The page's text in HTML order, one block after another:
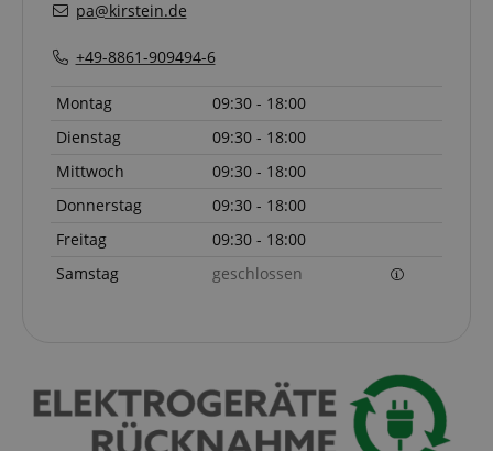
pa@kirstein.de
+49-8861-909494-6
Montag
09:30 - 18:00
Dienstag
09:30 - 18:00
Mittwoch
09:30 - 18:00
Donnerstag
09:30 - 18:00
Freitag
09:30 - 18:00
Samstag
geschlossen
Cookie
Anbieter /
vid-
Stunde
Minuten
a given end
user (what
Google-
Datenschutzerklärung